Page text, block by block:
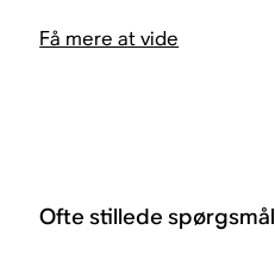
Få mere at vide
Ofte stillede spørgsmål